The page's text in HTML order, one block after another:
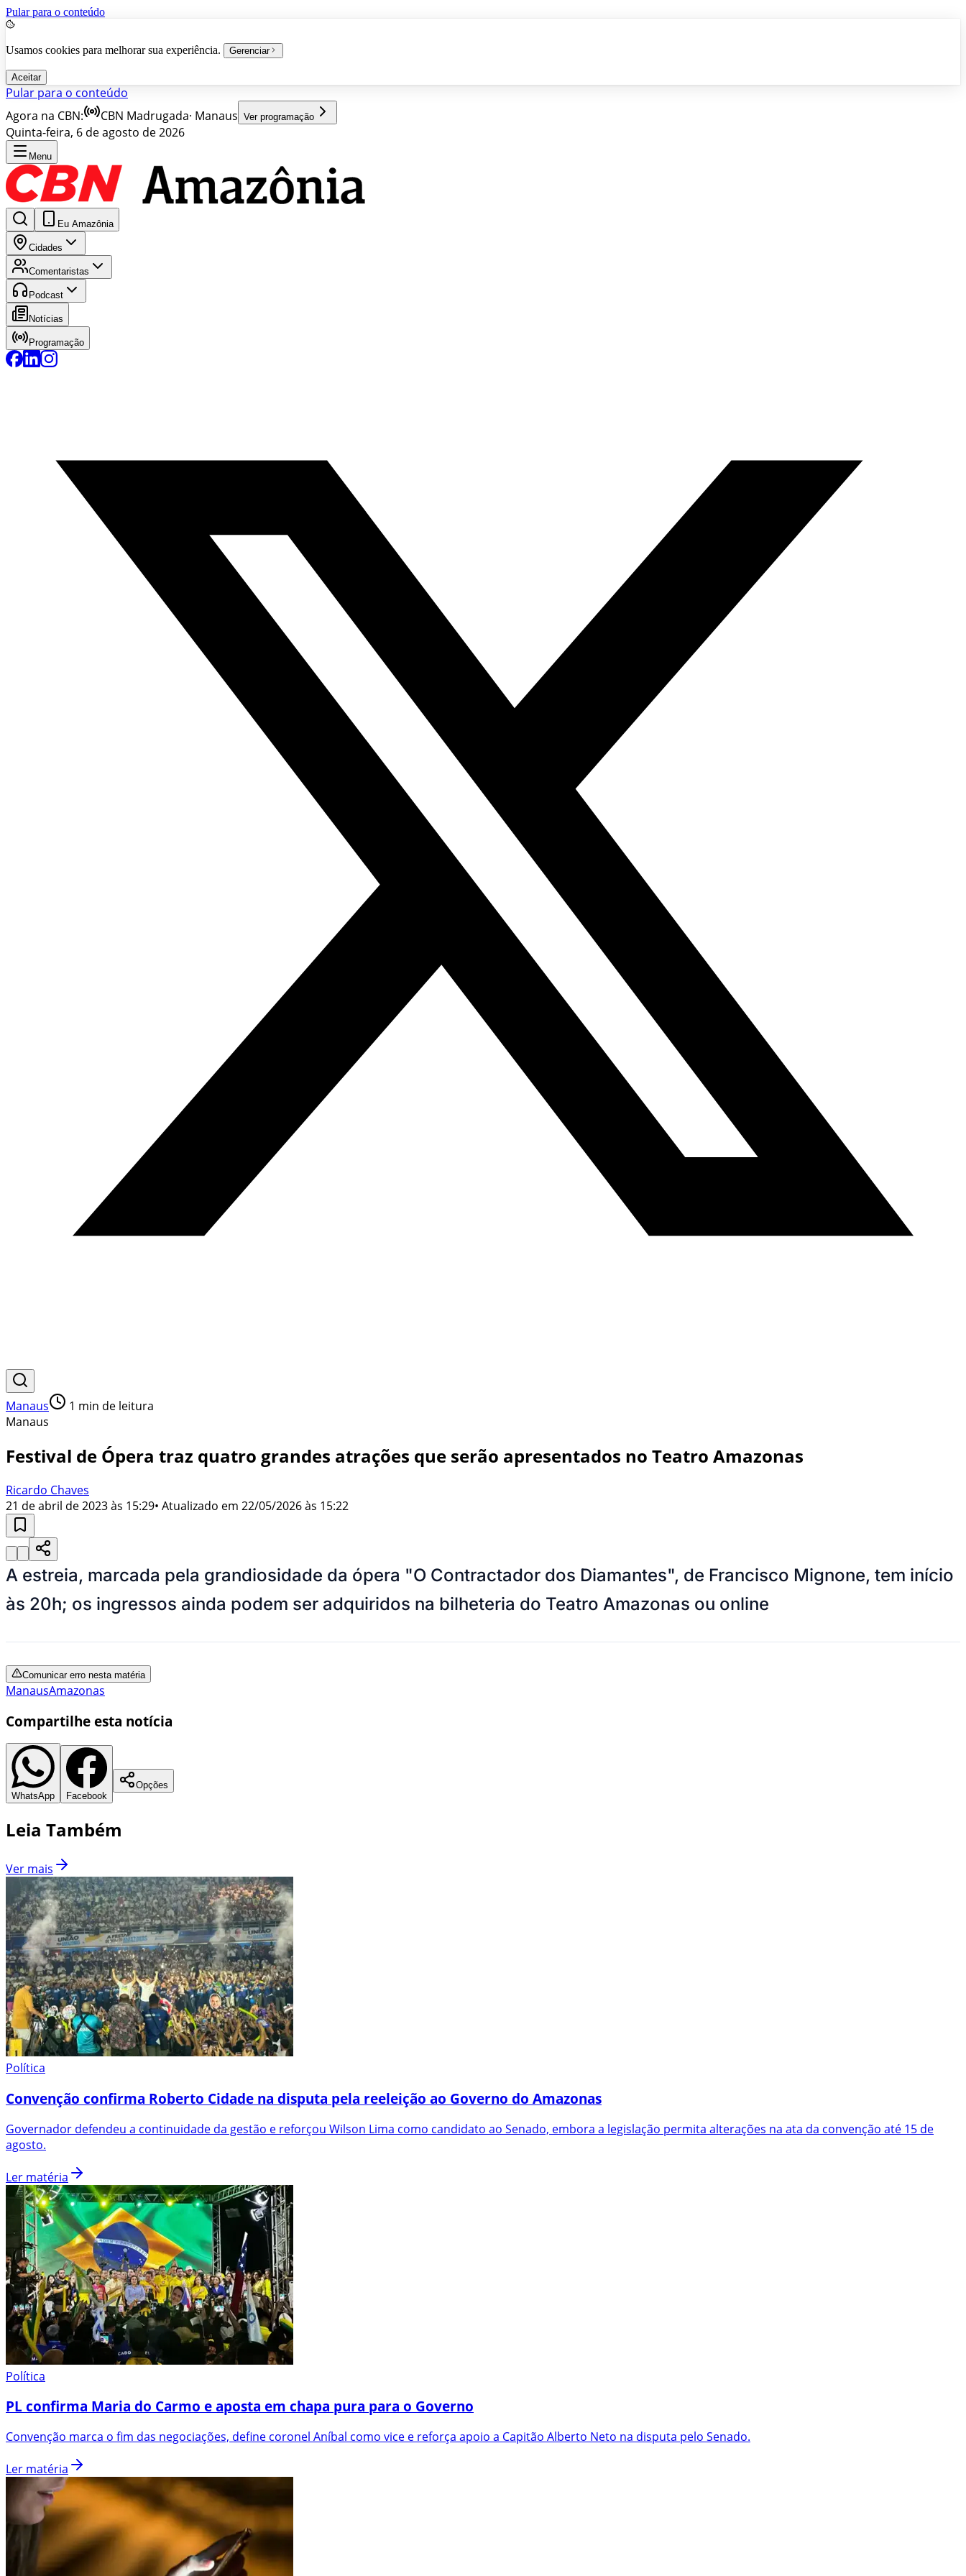
Pular para o conteúdo
Usamos cookies para melhorar sua experiência. Gerenciar
Aceitar
Pular para o conteúdo
Agora na CBN:
CBN Madrugada· Manaus Ver programação
Quinta-feira, 6 de agosto de 2026
Menu
Eu Amazônia
Cidades
Comentaristas
Podcast
Notícias
Programação
Manaus 1 min de leitura
Manaus
Festival de Ópera traz quatro grandes atrações que serão apresentados no Teatro Amazonas
Ricardo Chaves
21 de abril de 2023 às 15:29• Atualizado em 22/05/2026 às 15:22
A estreia, marcada pela grandiosidade da ópera "O Contractador dos Diamantes", de Francisco Mignone, tem início
às 20h; os ingressos ainda podem ser adquiridos na bilheteria do Teatro Amazonas ou online
Comunicar erro nesta matéria
ManausAmazonas
Compartilhe esta notícia
WhatsApp Facebook
Opções
Leia Também
Ver mais
Política
Convenção confirma Roberto Cidade na disputa pela reeleição ao Governo do Amazonas
Governador defendeu a continuidade da gestão e reforçou Wilson Lima como candidato ao Senado, embora a legislação permita alterações na ata da convenção até 15 de
agosto.
Ler matéria
Política
PL confirma Maria do Carmo e aposta em chapa pura para o Governo
Convenção marca o fim das negociações, define coronel Aníbal como vice e reforça apoio a Capitão Alberto Neto na disputa pelo Senado.
Ler matéria